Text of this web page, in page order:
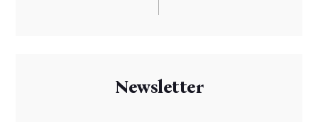
Newsletter